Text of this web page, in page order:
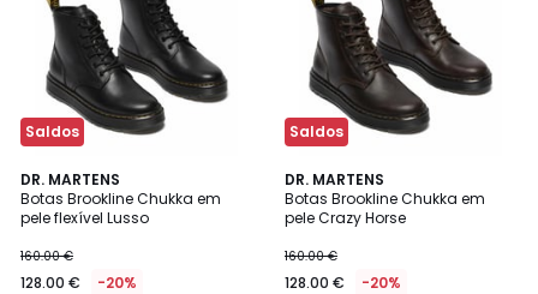
Saldos
DR. MARTENS
Botas Brookline Chukka em
pele flexível Lusso
160.00 €
128.00 € -20%
4
/
5
Saldos
DR. MARTENS
Botas Brookline Chukka em
pele Crazy Horse
160.00 €
128.00 € -20%